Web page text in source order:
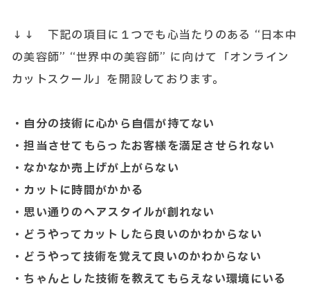
↓↓ 下記の項目に１つでも心当たりのある “日本中
の美容師” “世界中の美容師” に向けて「オンライン
カットスクール」を開設しております。
・自分の技術に心から自信が持てない
・担当させてもらったお客様を満足させられない
・なかなか売上げが上がらない
・カットに時間がかかる
・思い通りのヘアスタイルが創れない
・どうやってカットしたら良いのかわからない
・どうやって技術を覚えて良いのかわからない
・ちゃんとした技術を教えてもらえない環境にいる